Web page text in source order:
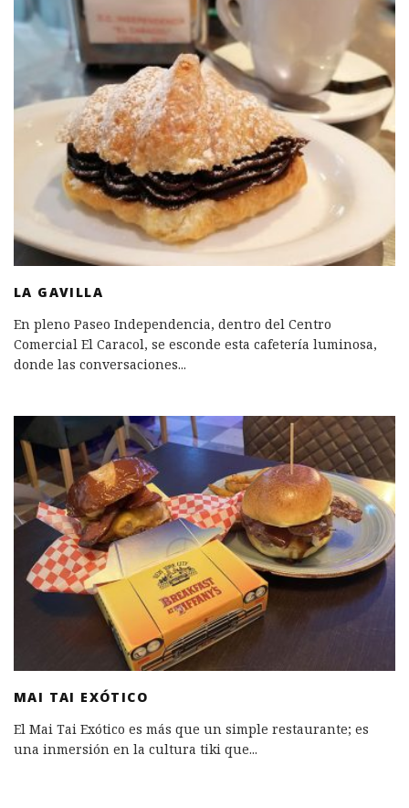
LA GAVILLA
En pleno Paseo Independencia, dentro del Centro
Comercial El Caracol, se esconde esta cafetería luminosa,
donde las conversaciones...
MAI TAI EXÓTICO
El Mai Tai Exótico es más que un simple restaurante; es
una inmersión en la cultura tiki que...